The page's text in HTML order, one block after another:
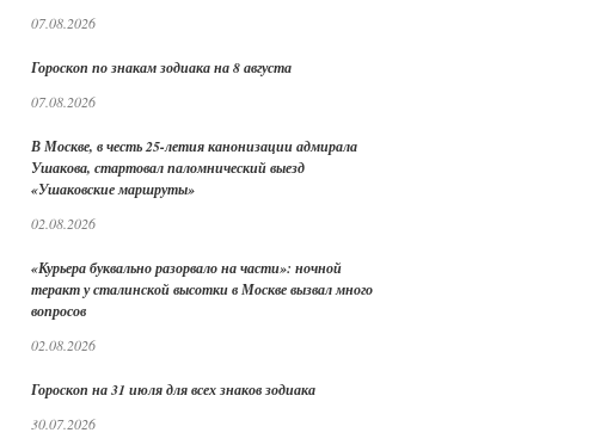
07.08.2026
Гороскоп по знакам зодиака на 8 августа
07.08.2026
В Москве, в честь 25-летия канонизации адмирала
Ушакова, стартовал паломнический выезд
«Ушаковские маршруты»
02.08.2026
«Курьера буквально разорвало на части»: ночной
теракт у сталинской высотки в Москве вызвал много
вопросов
02.08.2026
Гороскоп на 31 июля для всех знаков зодиака
30.07.2026